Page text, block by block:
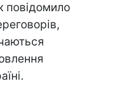
повідомило